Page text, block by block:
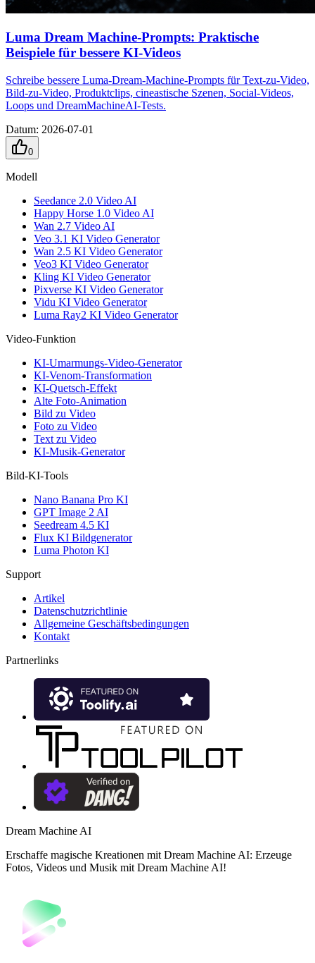
Luma Dream Machine-Prompts: Praktische
Beispiele für bessere KI-Videos
Schreibe bessere Luma-Dream-Machine-Prompts für Text-zu-Video,
Bild-zu-Video, Produktclips, cineastische Szenen, Social-Videos,
Loops und DreamMachineAI-Tests.
Datum: 2026-07-01
0
Modell
Seedance 2.0 Video AI
Happy Horse 1.0 Video AI
Wan 2.7 Video AI
Veo 3.1 KI Video Generator
Wan 2.5 KI Video Generator
Veo3 KI Video Generator
Kling KI Video Generator
Pixverse KI Video Generator
Vidu KI Video Generator
Luma Ray2 KI Video Generator
Video-Funktion
KI-Umarmungs-Video-Generator
KI-Venom-Transformation
KI-Quetsch-Effekt
Alte Foto-Animation
Bild zu Video
Foto zu Video
Text zu Video
KI-Musik-Generator
Bild-KI-Tools
Nano Banana Pro KI
GPT Image 2 AI
Seedream 4.5 KI
Flux KI Bildgenerator
Luma Photon KI
Support
Artikel
Datenschutzrichtlinie
Allgemeine Geschäftsbedingungen
Kontakt
Partnerlinks
Dream Machine AI
Erschaffe magische Kreationen mit Dream Machine AI: Erzeuge
Fotos, Videos und Musik mit Dream Machine AI!